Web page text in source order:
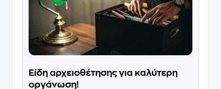
Είδη αρχειοθέτησης για καλύτερη
οργάνωση!